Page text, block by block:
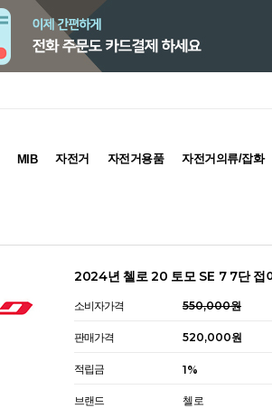
MIB 자전거 자전거용품 자전거의류/잡화
2024년 첼로 20 토모 SE 7 7단 접
소비자가격 550,000원
판매가격 520,000원
적립금 1%
브랜드 첼로